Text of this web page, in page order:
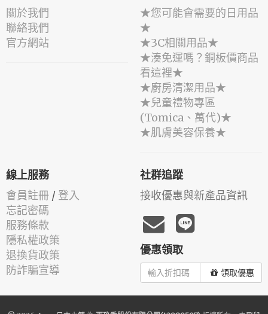
關於我們
聯絡我們
官方網站
★您可能會需要的日用品
★
★3C相關用品★
★湊免運嗎？銅板價商品
看這裡★
★廚房清潔用品★
★兒童禮物專區
(Tomica、萬代)★
★肌膚美容保養★
線上服務
會員註冊 / 登入
忘記密碼
服務條款
隱私權政策
退換貨政策
防詐騙宣導
社群追蹤
接收優惠與新產品資訊
優惠領取
領取優惠